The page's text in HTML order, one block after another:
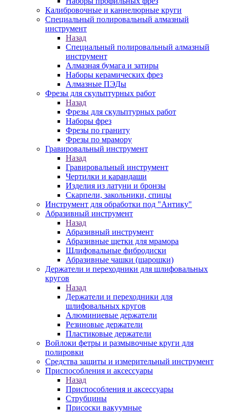
Калибровочные и каннелюрные круги
Специальный полировальный алмазный
инструмент
Назад
Специальный полировальный алмазный
инструмент
Алмазная бумага и затиры
Наборы керамических фрез
Алмазные ПЭДы
Фрезы для скульптурных работ
Назад
Фрезы для скульптурных работ
Наборы фрез
Фрезы по граниту
Фрезы по мрамору
Гравировальный инструмент
Назад
Гравировальный инструмент
Чертилки и карандаши
Изделия из латуни и бронзы
Скарпели, закольники, спицы
Инструмент для обработки под "Антику"
Абразивный инструмент
Назад
Абразивный инструмент
Абразивные щетки для мрамора
Шлифовальные фибродиски
Абразивные чашки (шарошки)
Держатели и переходники для шлифовальных
кругов
Назад
Держатели и переходники для
шлифовальных кругов
Алюминиевые держатели
Резиновые держатели
Пластиковые держатели
Войлоки фетры и размывочные круги для
полировки
Средства защиты и измерительный инструмент
Приспособления и аксессуары
Назад
Приспособления и аксессуары
Струбцины
Присоски вакуумные